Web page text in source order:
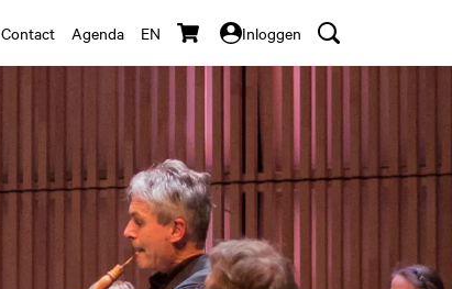
Contact Agenda EN Inloggen